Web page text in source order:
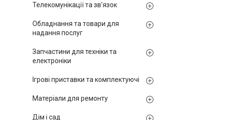
Телекомунікації та зв'язок
Обладнання та товари для
надання послуг
Запчастини для техніки та
електроніки
Ігрові приставки та комплектуючі
Матеріали для ремонту
Дім і сад